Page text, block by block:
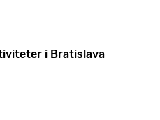
i Bratislava